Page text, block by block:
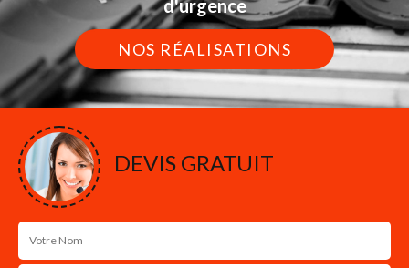
d'urgence
NOS RÉALISATIONS
DEVIS GRATUIT